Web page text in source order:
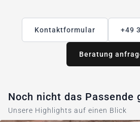
Kontaktformular +49
Beratung
Noch nicht das Passende
Unsere Highlights auf einen Blick